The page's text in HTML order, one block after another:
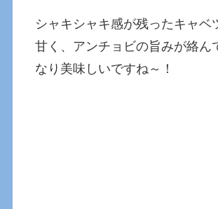
シャキシャキ感が残ったキャベ
甘く、アンチョビの旨みが絡ん
なり美味しいですね～！